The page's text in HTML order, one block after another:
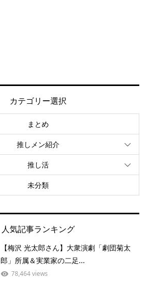
カテゴリー選択
まとめ
推しメン紹介
推し活
未分類
人気記事ランキング
【梅沢 光太郎さん】大衆演劇「劇団菊太
郎」所属＆実業家の二足...
78,464 views